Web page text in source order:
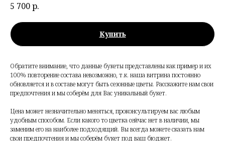
5 700р.
Купить
Обратите внимание, что данные букеты представлены как пример и их
100% повторение состава невозможно, т.к. наша витрина постоянно
обновляется и в составе могут быть сезонные цветы. Расскажите нам свои
предпочтения и мы соберём для Вас уникальный букет.
Цена может незначительно меняться, проконсультируем вас любым
удобным способом. Если какого то цветка сейчас нет в наличии, мы
заменим его на наиболее подходящий. Вы всегда можете сказать нам
свои предпочтения и мы соберём букет под ваш бюджет.